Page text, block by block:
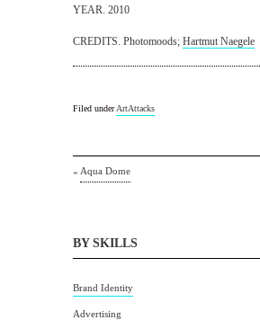
YEAR. 2010
CREDITS. Photomoods; Hartmut Naegele
Filed underArtAttacks
« Aqua Dome
BY SKILLS
Brand Identity
Advertising